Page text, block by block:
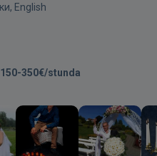
English
150-350€/stunda